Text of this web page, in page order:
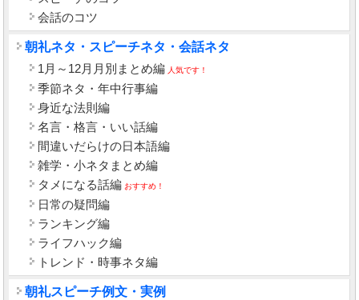
会話のコツ
朝礼ネタ・スピーチネタ・会話ネタ
1月～12月月別まとめ編 人気です！
季節ネタ・年中行事編
身近な法則編
名言・格言・いい話編
間違いだらけの日本語編
雑学・小ネタまとめ編
タメになる話編 おすすめ！
日常の疑問編
ランキング編
ライフハック編
トレンド・時事ネタ編
朝礼スピーチ例文・実例